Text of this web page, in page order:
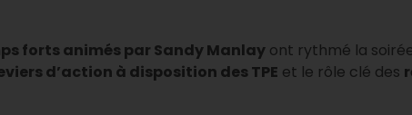
forts animés par Sandy Manlay ont rythmé la
d’action à disposition des TPE et le rôle clé des